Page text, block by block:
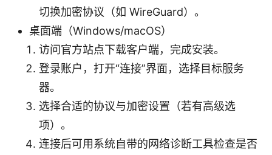
切换加密协议（如 WireGuard）。
桌面端（Windows/macOS）
访问官方站点下载客户端，完成安装。
登录账户，打开“连接”界面，选择目标服务
器。
选择合适的协议与加密设置（若有高级选
项）。
连接后可用系统自带的网络诊断工具检查是否